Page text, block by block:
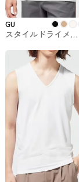
GU
スタイルドライメッ
（半袖）GUでお買い
求めできます。